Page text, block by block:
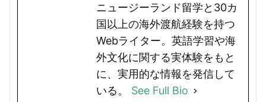
ニュージーランド留学と30カ
国以上の海外渡航経験を持つ
Webライター。英語学習や海
外文化に関する実体験をもと
に、実用的な情報を発信して
いる。 See Full Bio